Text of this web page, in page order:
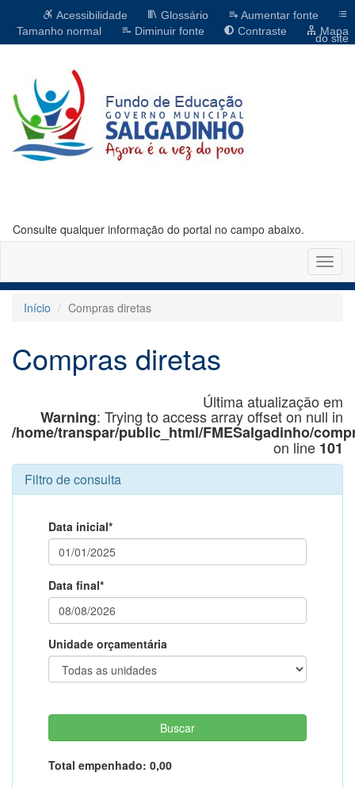
Acessibilidade Glossário
Aumentar fonte
Tamanho normal
Diminuir fonte Contraste Mapa
do site
Consulte qualquer informação do portal no campo abaixo.
Início
Compras diretas
Compras diretas
Última atualização em
Warning: Trying to access array offset on null in
/home/transpar/public_html/FMESalgadinho/
on line 101
Filtro de consulta
Data inicial*
Data final*
Unidade orçamentária
Total empenhado: 0,00